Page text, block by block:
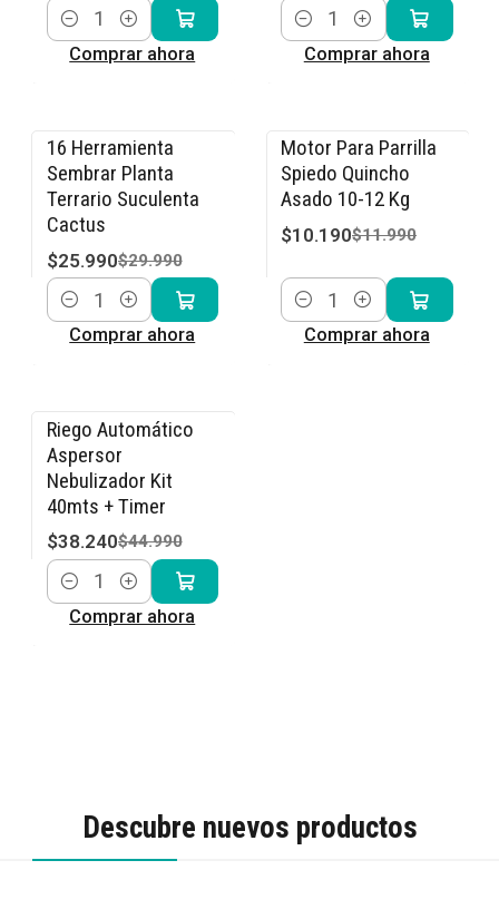
Cantidad
Comprar ahora
Cantidad
Comprar ahora
-13% OFF
16 Herramienta
Sembrar Planta
Terrario Suculenta
Cactus
$25.990$29.990
Cantidad
Comprar ahora
-15% OFF
Motor Para Parrilla
Spiedo Quincho
Asado 10-12 Kg
$10.190$11.990
Cantidad
Comprar ahora
-15% OFF
Riego Automático
Aspersor
Nebulizador Kit
40mts + Timer
$38.240$44.990
Cantidad
Comprar ahora
Descubre nuevos productos